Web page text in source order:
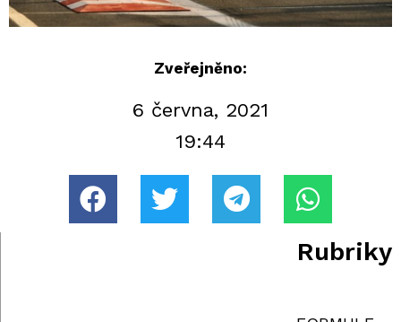
Zveřejněno:
6 června, 2021
19:44
Rubriky